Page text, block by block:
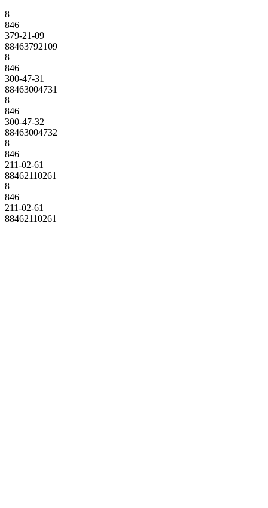
8
846
379-21-09
88463792109
8
846
300-47-31
88463004731
8
846
300-47-32
88463004732
8
846
211-02-61
88462110261
8
846
211-02-61
88462110261